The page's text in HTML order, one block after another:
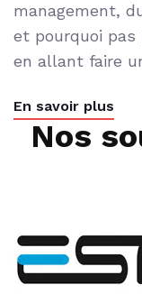
management,
et pourquoi pas
en allant faire
En savoir plus
Nos